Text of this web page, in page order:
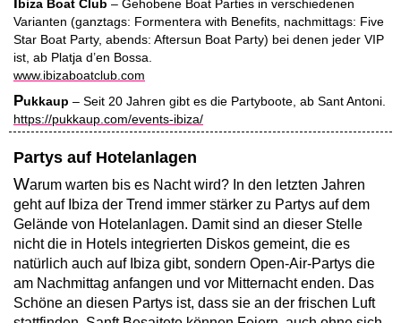
biza Boat Club – Gehobene Boat Parties in verschiedenen
Varianten (ganztags: Formentera with Benefits, nachmittags: Five
Star Boat Party, abends: Aftersun Boat Party) bei denen jeder VIP
ist, ab Platja d’en Bossa.
www.ibizaboatclub.com
Pukkaup – Seit 20 Jahren gibt es die Partyboote, ab Sant Antoni.
https://pukkaup.com/events-ibiza/
Partys auf Hotelanlagen
Warum warten bis es Nacht wird? In den letzten Jahren
geht auf Ibiza der Trend immer stärker zu Partys auf dem
Gelände von Hotelanlagen. Damit sind an dieser Stelle
nicht die in Hotels integrierten Diskos gemeint, die es
natürlich auch auf Ibiza gibt, sondern Open-Air-Partys die
am Nachmittag anfangen und vor Mitternacht enden. Das
Schöne an diesen Partys ist, dass sie an der frischen Luft